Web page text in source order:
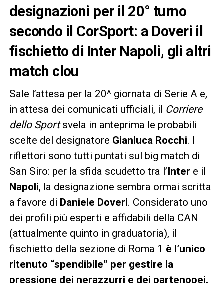
designazioni per il 20° turno
secondo il CorSport: a Doveri il
fischietto di Inter Napoli, gli altri
match clou
Sale l’attesa per la 20^ giornata di Serie A e,
in attesa dei comunicati ufficiali, il Corriere
dello Sportsvela in anteprima le probabili
scelte del designatore Gianluca Rocchi. I
riflettori sono tutti puntati sul big match di
San Siro: per la sfida scudetto tra l’Inter e il
Napoli, la designazione sembra ormai scritta
a favore di Daniele Doveri. Considerato uno
dei profili più esperti e affidabili della CAN
(attualmente quinto in graduatoria), il
fischietto della sezione di Roma 1 è l’unico
ritenuto “spendibile” per gestire la
pressione dei nerazzurri e dei partenopei,